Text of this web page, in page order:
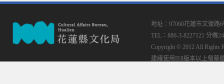
地址：97060花蓮市文復路
TEL：886-3-8227121 分機
Copyright © 2012 All Rights
建議使用IE8版本以上螢幕